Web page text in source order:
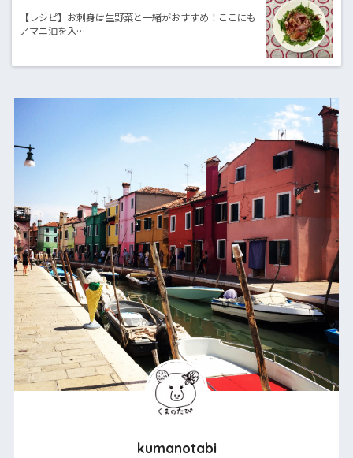
【レシピ】お刺身は生野菜と一緒がおすすめ！ここにも
アマニ油を入…
kumanotabi